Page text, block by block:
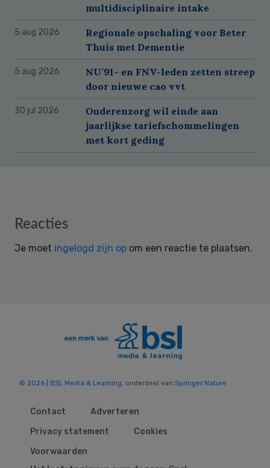
multidisciplinaire intake
5 aug 2026
Regionale opschaling voor Beter
Thuis met Dementie
5 aug 2026
NU’91- en FNV-leden zetten streep
door nieuwe cao vvt
30 jul 2026
Ouderenzorg wil einde aan
jaarlijkse tariefschommelingen
met kort geding
Reader
Reacties
Je moet ingelogd zijn op om een reactie te plaatsen.
© 2026 | BSL Media & Learning, onderdeel van Springer Nature
Contact
Adverteren
Privacy statement
Cookies
Voorwaarden